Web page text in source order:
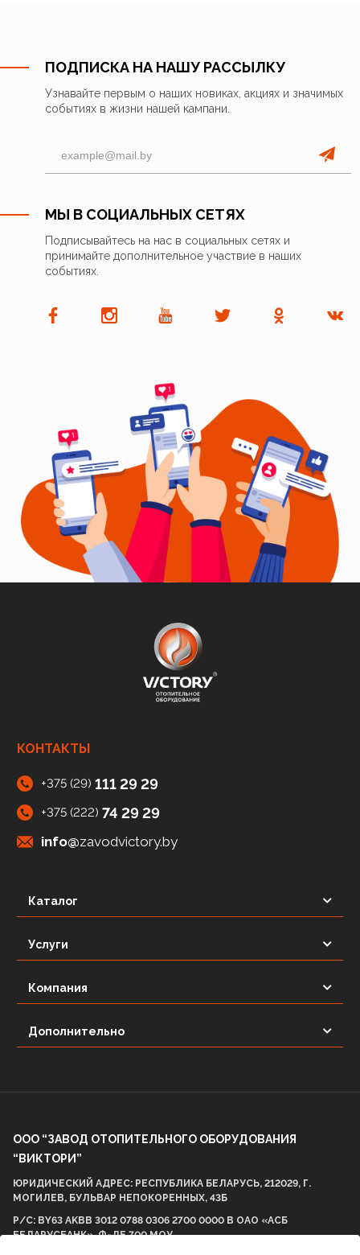
ПОДПИСКА НА НАШУ РАССЫЛКУ
Узнавайте первым о наших новиках, акциях и значимых
событиях в жизни нашей кампани.
МЫ В СОЦИАЛЬНЫХ СЕТЯХ
Подписывайтесь на нас в социальных сетях и
принимайте дополнительное участвие в наших
событиях.
Каталог
Услуги
Компания
Дополнительно
КОНТАКТЫ
+375 (29) 111 29 29
+375 (222) 74 29 29
info@zavodvictory.by
ООО “ЗАВОД ОТОПИТЕЛЬНОГО ОБОРУДОВАНИЯ
“ВИКТОРИ”
ЮРИДИЧЕСКИЙ АДРЕС: РЕСПУБЛИКА БЕЛАРУСЬ, 212029, Г.
МОГИЛЕВ, БУЛЬВАР НЕПОКОРЕННЫХ, 43Б
Р/С: BY63 AKBB 3012 0788 0306 2700 0000 В ОАО «АСБ
БЕЛАРУСБАНК», Ф-ЛЕ 700 МОУ